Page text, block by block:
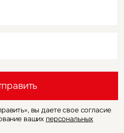
вы даете свое согласие
ваших персональных